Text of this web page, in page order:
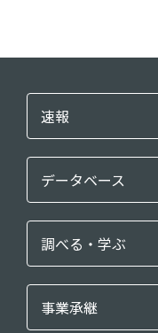
速報
データベース
調べる・学ぶ
事業承継